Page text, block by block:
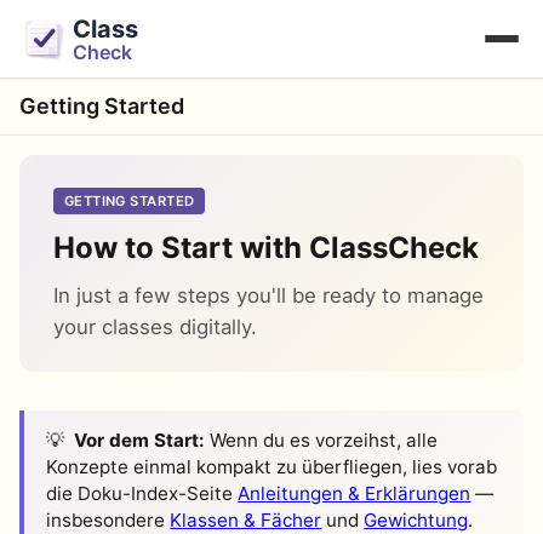
Class
Check
Getting Started
GETTING STARTED
How to Start with ClassCheck
In just a few steps you'll be ready to manage
your classes digitally.
Vor dem Start: Wenn du es vorzeihst, alle
Konzepte einmal kompakt zu überfliegen, lies vorab
die Doku-Index-SeiteAnleitungen & Erklärungen —
insbesondere Klassen & Fächer und Gewichtung.